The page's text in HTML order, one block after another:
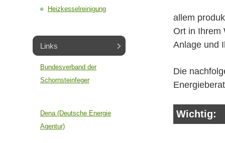
allem
Ort in Ihrem
Anlage und
Die
Wichtig:
Heizkesselreinigung
Links
Bundesverband der
Schornsteinfeger
Dena (Deutsche Energie
Agentur)